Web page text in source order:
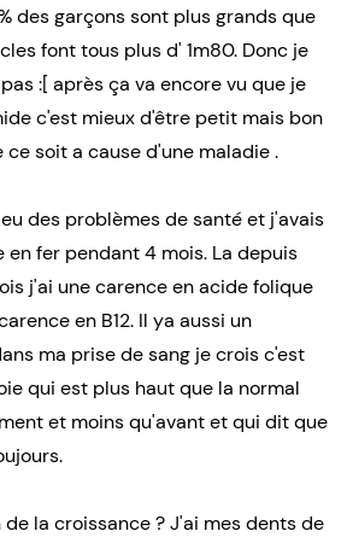
des garçons sont plus grands que
font tous plus d' 1m80. Donc je
:[ après ça va encore vu que je
c'est mieux d'être petit mais bon
ce soit a cause d'une maladie .
des problèmes de santé et j'avais
en fer pendant 4 mois. La depuis
j'ai une carence en acide folique
en B12. Il ya aussi un
ma prise de sang je crois c'est
qui est plus haut que la normal
et moins qu'avant et qui dit que
la croissance ? J'ai mes dents de